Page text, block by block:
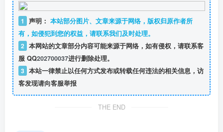
1 声明： 本站部分图片、文章来源于网络，版权归原作者所
有，如侵犯到您的权益，请联系我们及时处理。
2 本网站的文章部分内容可能来源于网络，如有侵权，请联系客
服 QQ202700037进行删除处理。
3 本站一律禁止以任何方式发布或转载任何违法的相关信息，访
客发现请向客服举报
THE END